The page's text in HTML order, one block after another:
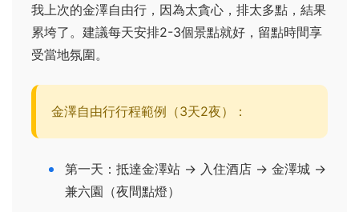
我上次的金澤自由行，因為太貪心，排太多點，結果
累垮了。建議每天安排2-3個景點就好，留點時間享
受當地氛圍。
金澤自由行行程範例（3天2夜）：
第一天：抵達金澤站 → 入住酒店 → 金澤城 →
兼六園（夜間點燈）